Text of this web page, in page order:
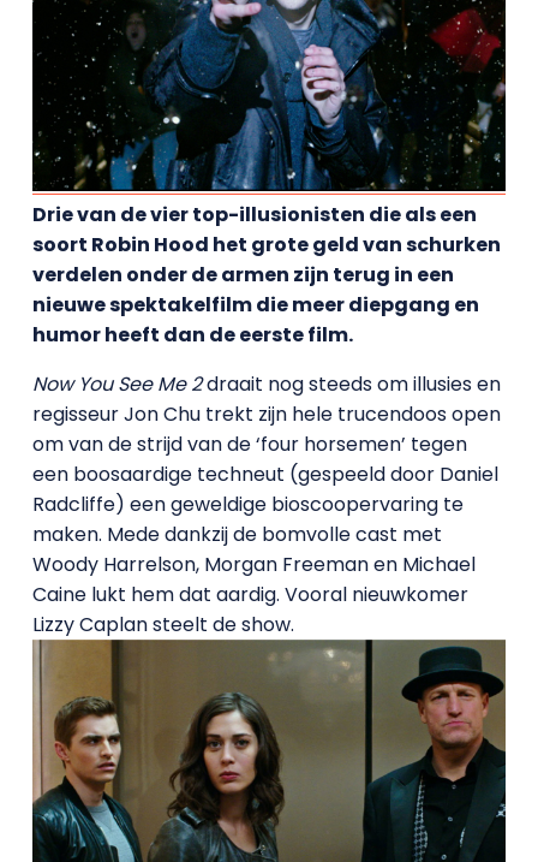
Drie van de vier top-illusionisten die als een
soort Robin Hood het grote geld van schurken
verdelen onder de armen zijn terug in een
nieuwe spektakelfilm die meer diepgang en
humor heeft dan de eerste film.
Now You See Me 2draait nog steeds om illusies en
regisseur Jon Chu trekt zijn hele trucendoos open
om van de strijd van de ‘four horsemen’ tegen
een boosaardige techneut (gespeeld door Daniel
Radcliffe) een geweldige bioscoopervaring te
maken. Mede dankzij de bomvolle cast met
Woody Harrelson, Morgan Freeman en Michael
Caine lukt hem dat aardig. Vooral nieuwkomer
Lizzy Caplan steelt de show.